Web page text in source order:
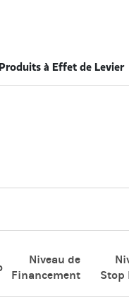
à Effet de Levier
Niveau de
Financement
Stop